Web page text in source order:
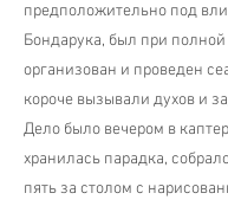
предположительно под
Бондарука, был при
организован и проведен
короче вызывали духов и
Дело было вечером в
хранилась парадка,
пять за столом с